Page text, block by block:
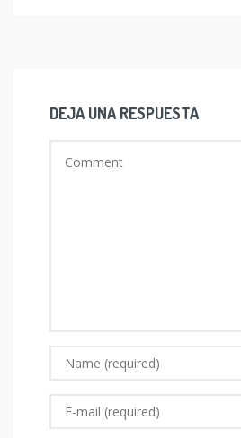
DEJA UNA RESPUESTA